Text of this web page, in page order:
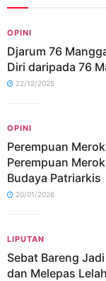
OPINI
Djarum 76
Diri daripada 76
22/12/2025
OPINI
Perempuan
Perempuan
Budaya Patriarkis
20/01/2026
LIPUTAN
Sebat Bareng
dan Melepas